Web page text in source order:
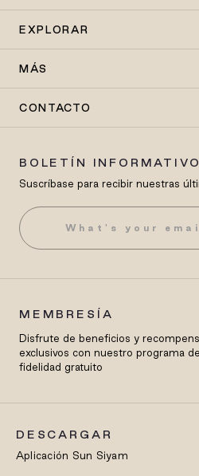
EXPLORAR
MÁS
CONTACTO
BOLETÍN INFORMATIVO
Suscríbase para recibir nuestras
MEMBRESÍA
Disfrute de beneficios y
exclusivos con nuestro programa de
fidelidad gratuito
DESCARGAR
Aplicación Sun Siyam